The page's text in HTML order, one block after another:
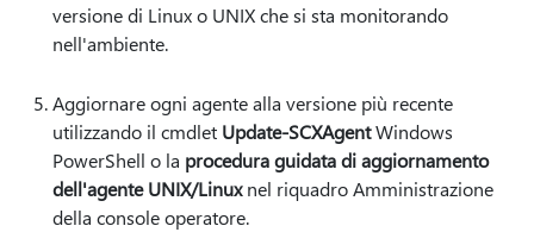
versione di Linux o UNIX che si sta monitorando
nell'ambiente.
Aggiornare ogni agente alla versione più recente
utilizzando il cmdlet Update-SCXAgentWindows
PowerShell o la procedura guidata di aggiornamento
dell'agente UNIX/Linuxnel riquadro Amministrazione
della console operatore.